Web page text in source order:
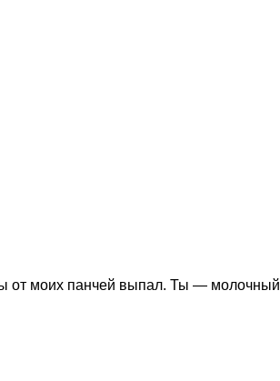
от моих панчей выпал. Ты —